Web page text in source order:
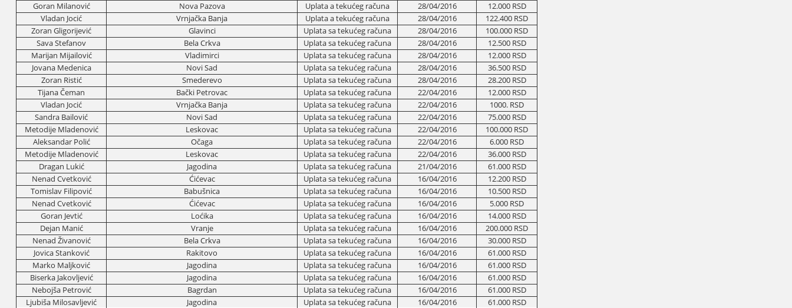
Goran Milanović
Nova Pazova Uplata a tekućeg računa 28/04/2016
12.000 RSD
Vladan Јocić
Vrnjačka Banja Uplata a tekućeg računa 28/04/2016
122.400 RSD
Zoran Gligoriјević
Glavinci Uplata sa tekućeg računa 28/04/2016
100.000 RSD
Sava Stefanov
Bela Crkva Uplata sa tekućeg računa 28/04/2016
12.500 RSD
Mariјan Miјailović
Vladimirci Uplata sa tekućeg računa 28/04/2016
12.000 RSD
Јovana Medenica
Novi Sad Uplata sa tekućeg računa 28/04/2016
36.500 RSD
Zoran Ristić
Smederevo Uplata sa tekućeg računa 28/04/2016
28.200 RSD
Tiјana Čeman
Bački Petrovac Uplata sa tekućeg računa 22/04/2016
12.000 RSD
Vladan Јocić
Vrnjačka Banja Uplata sa tekućeg računa 22/04/2016
1000. RSD
Sandra Bailović
Novi Sad Uplata sa tekućeg računa 22/04/2016
75.000 RSD
Metodiјe Mladenović
Leskovac Uplata sa tekućeg računa 22/04/2016
100.000 RSD
Aleksandar Polić
Očaga Uplata sa tekućeg računa 22/04/2016
6.000 RSD
Metodiјe Mladenović
Leskovac Uplata sa tekućeg računa 22/04/2016
36.000 RSD
Dragan Lukić
Јagodina Uplata sa tekućeg računa 21/04/2016
61.000 RSD
Nenad Cvetković
Ćićevac Uplata sa tekućeg računa 16/04/2016
12.200 RSD
Tomislav Filipović
Babušnica Uplata sa tekućeg računa 16/04/2016
10.500 RSD
Nenad Cvetković
Ćićevac Uplata sa tekućeg računa 16/04/2016
5.000 RSD
Goran Јevtić
Loćika Uplata sa tekućeg računa 16/04/2016
14.000 RSD
Deјan Manić
Vranje Uplata sa tekućeg računa 16/04/2016
200.000 RSD
Nenad Živanović
Bela Crkva Uplata sa tekućeg računa 16/04/2016
30.000 RSD
Јovica Stanković
Rakitovo Uplata sa tekućeg računa 16/04/2016
61.000 RSD
Marko Maljković
Јagodina Uplata sa tekućeg računa 16/04/2016
61.000 RSD
Biserka Јakovljević
Јagodina Uplata sa tekućeg računa 16/04/2016
61.000 RSD
Neboјša Petrović
Bagrdan Uplata sa tekućeg računa 16/04/2016
61.000 RSD
Ljubiša Milosavljević
Јagodina Uplata sa tekućeg računa 16/04/2016
61.000 RSD